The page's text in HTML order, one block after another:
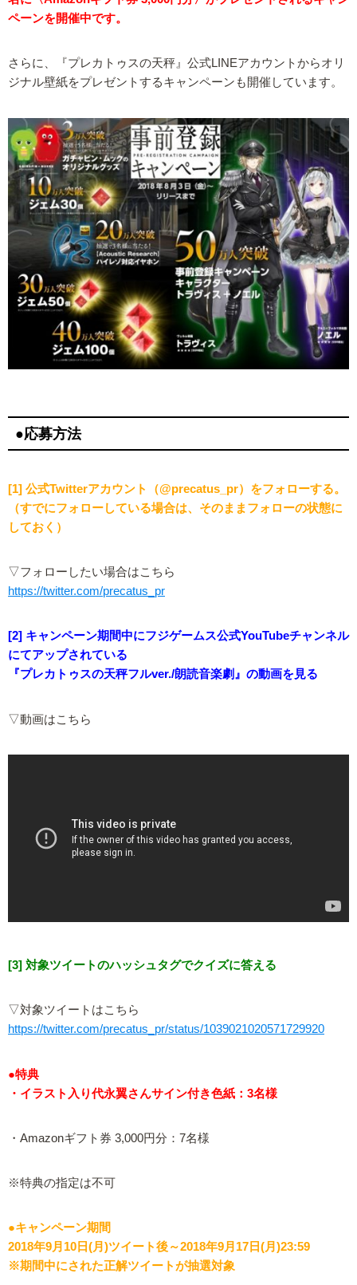
ペーンを開催中です。
さらに、『プレカトゥスの天秤』公式LINEアカウントからオリ
ジナル壁紙をプレゼントするキャンペーンも開催しています。
●応募方法
[1] 公式Twitterアカウント（@precatus_pr）をフォローする。
（すでにフォローしている場合は、そのままフォローの状態に
しておく）
▽フォローしたい場合はこちら
https://twitter.com/precatus_pr
[2] キャンペーン期間中にフジゲームス公式YouTubeチャンネル
にてアップされている
『プレカトゥスの天秤フルver./朗読音楽劇』の動画を見る
▽動画はこちら
[3] 対象ツイートのハッシュタグでクイズに答える
▽対象ツイートはこちら
https://twitter.com/precatus_pr/status/1039021020571729920
●特典
・イラスト入り代永翼さんサイン付き色紙：3名様
・Amazonギフト券 3,000円分：7名様
※特典の指定は不可
●キャンペーン期間
2018年9月10日(月)ツイート後～2018年9月17日(月)23:59
※期間中にされた正解ツイートが抽選対象